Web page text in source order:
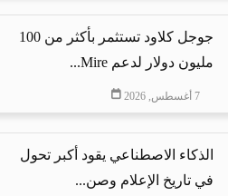
جوجل كلاود تستثمر بأكثر من 100
مليون دولار لدعم Mire...
7 أغسطس, 2026
الذكاء الاصطناعي يقود أكبر تحول
في تاريخ الإعلام وصن...